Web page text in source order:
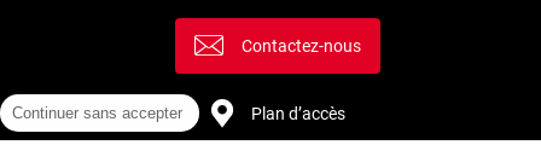
Contactez-nous
Plan d’accès
Continuer sans accepter